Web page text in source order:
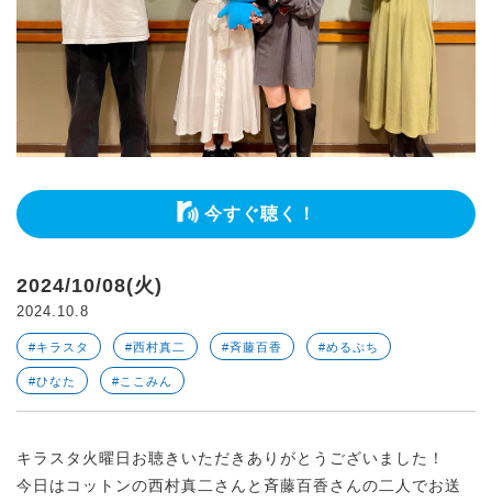
今すぐ聴く！
2024/10/08(火)
2024.10.8
#キラスタ #西村真二 #斉藤百香 #めるぷち
#ひなた #ここみん
キラスタ火曜日お聴きいただきありがとうございました！
今日はコットンの西村真二さんと斉藤百香さんの二人でお送